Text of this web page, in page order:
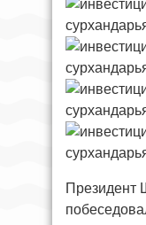
Президент